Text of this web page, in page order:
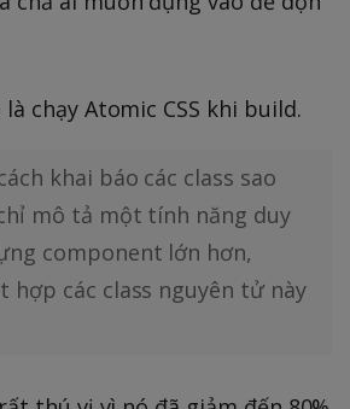
chạy Atomic CSS khi build.
khai báo các class sao
mô tả một tính năng duy
component lớn hơn,
hợp các class nguyên tử này